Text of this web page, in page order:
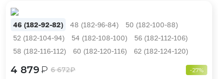
46 (182-92-82) 48 (182-96-84)
50 (182-100-88)
52 (182-104-94)
54 (182-108-100)
56 (182-112-106)
58 (182-116-112)
60 (182-120-116) 62 (182-124-120)
4 879₽ 6 672₽ -27%